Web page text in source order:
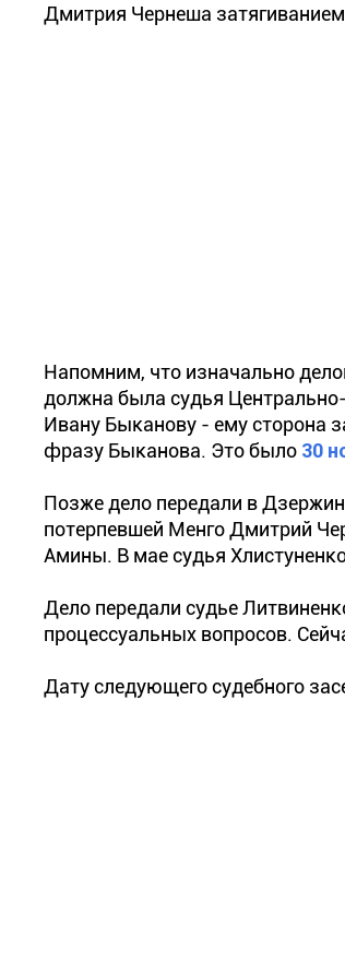
Дмитрия Чернеша
Напомним, что изначально
должна была судья
Ивану Быканову - ему сторона
фразу Быканова. Это было 30
Позже дело передали в
потерпевшей Менго Дмитрий
Амины. В мае судья
Дело передали судье
процессуальных вопросов.
Дату следующего судебного